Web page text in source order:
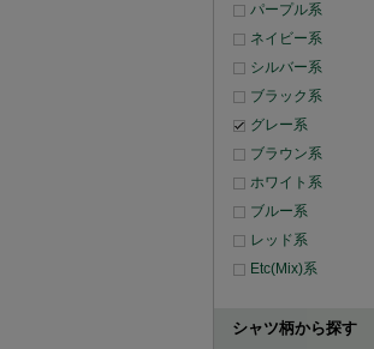
パープル系
ネイビー系
シルバー系
ブラック系
グレー系
ブラウン系
ホワイト系
ブルー系
レッド系
Etc(Mix)系
シャツ柄から探す